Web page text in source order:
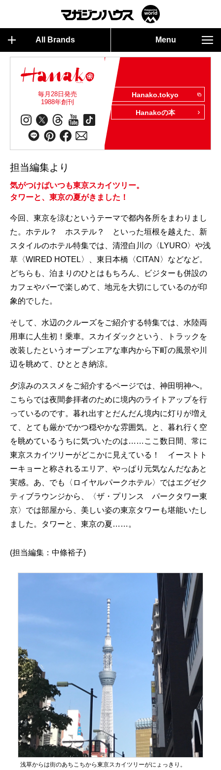
All Brands Menu
毎月28日発売
1988年創刊
Hanako.tokyo
Hanakoの本
担当編集より
気がつけばいつも東京スカイツリー。
タワーと、東京の夏がきました！
今回、東京を涼むというテーマで都内各所をまわりまし
た。ホテル？ ホステル？ といった垣根を越えた、新
スタイルのホテル特集では、清澄白川の〈LYURO〉や浅
草〈WIRED HOTEL〉、東日本橋〈CITAN〉などなど。
どちらも、泊まりのひとはもちろん、ビジターも併設の
カフェやバーで楽しめて、地元を大切にしているのが印
象的でした。
そして、水辺のクルーズをご紹介する特集では、水陸両
用車に人生初！乗車。スカイダックという、トラックを
改装したというオープンエアな車内から下町の風景や川
辺を眺めて、ひととき納涼。
夕涼みのススメをご紹介するページでは、神田明神へ。
こちらでは夜間参拝者のために境内のライトアップを行
っているのです。暮れ出すとだんだん境内に灯りが増え
て、とても厳かでかつ穏やかな雰囲気。と、暮れ行く空
を眺めているうちに気づいたのは……ここ数日間、常に
東京スカイツリーがどこかに見えている！ イーストト
ーキョーと称されるエリア、やっぱり元気なんだなあと
実感。あ、でも〈ロイヤルパークホテル〉ではエグゼク
ティブラウンジから、〈ザ・プリンス パークタワー東
京〉では部屋から、美しい姿の東京タワーも堪能いたし
ました。タワーと、東京の夏……。
(担当編集：中條裕子)
浅草からは街のあちこちから東京スカイツリーがにょっきり。